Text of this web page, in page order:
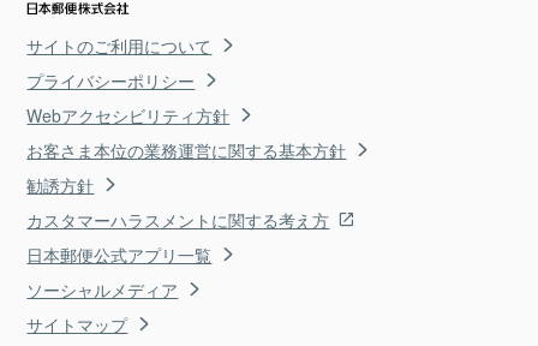
サイトのご利用について
プライバシーポリシー
Webアクセシビリティ方針
お客さま本位の業務運営に関する基本方針
勧誘方針
カスタマーハラスメントに関する考え方
日本郵便公式アプリ一覧
ソーシャルメディア
サイトマップ